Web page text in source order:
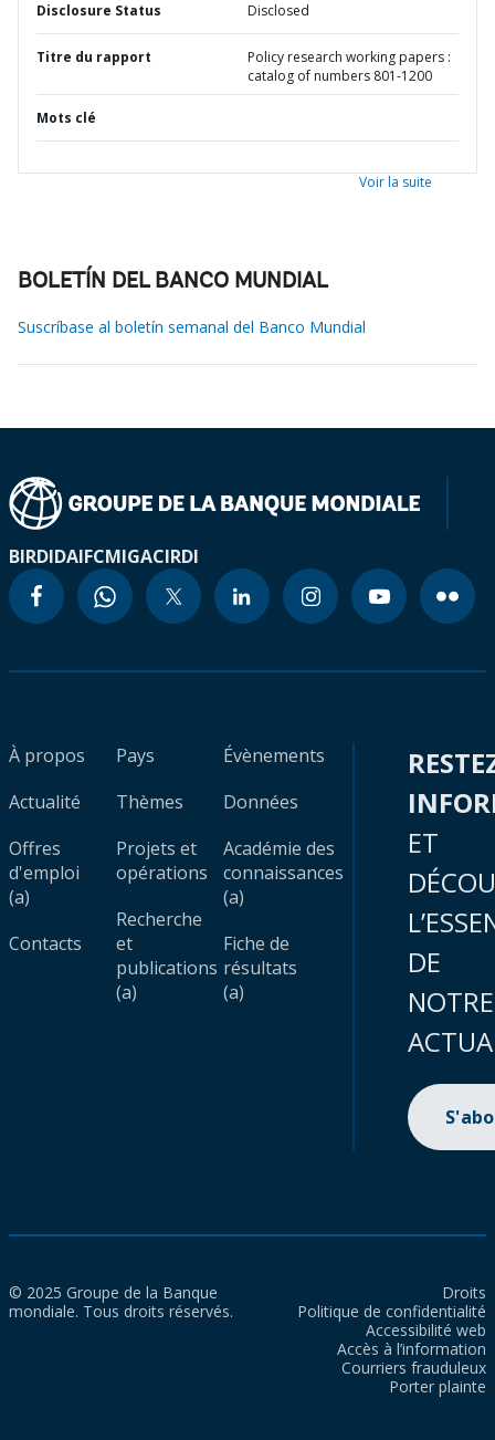
Disclosure Status Disclosed
Titre du rapport
Policy research working papers :
catalog of numbers 801-1200
Mots clé
Voir la suite
BOLETÍN DEL BANCO MUNDIAL
Suscríbase al boletín semanal del Banco Mundial
BIRDIDAIFCMIGACIRDI
À propos
Actualité
Offres
d'emploi
(a)
Contacts
Pays
Thèmes
Projets et
opérations
Recherche
et
publications
(a)
Évènements
Données
Académie des
connaissances
(a)
Fiche de
résultats
(a)
ET
DE
NOTRE
© 2025 Groupe de la Banque
mondiale. Tous droits réservés.
Droits
Politique de confidentialité
Accessibilité web
Accès à l’information
Courriers frauduleux
Porter plainte